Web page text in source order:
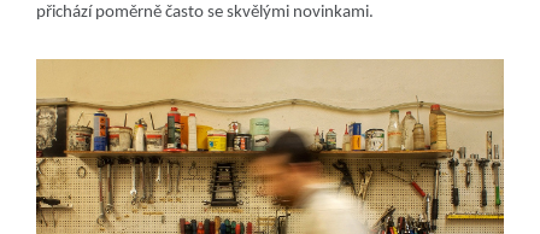
přichází poměrně často se skvělými novinkami.